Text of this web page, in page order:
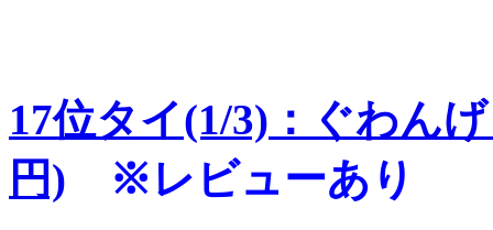
17位タイ(1/3)：ぐわん
円) ※レビューあり